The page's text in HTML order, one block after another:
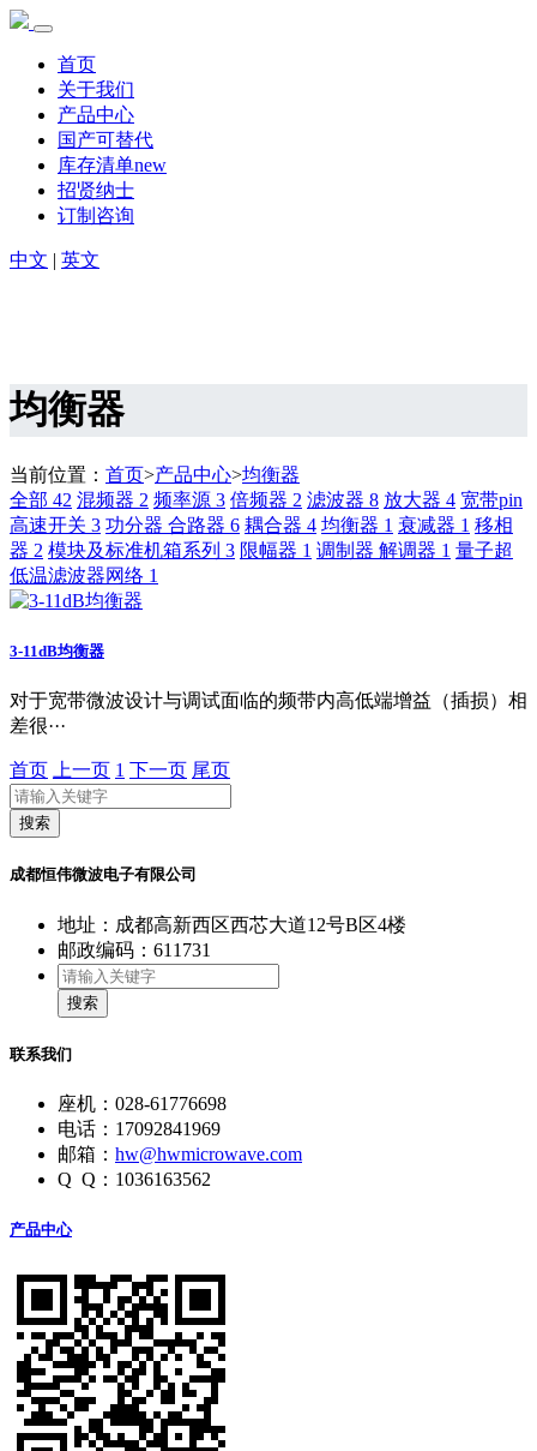
首页
关于我们
产品中心
国产可替代
库存清单new
招贤纳士
订制咨询
中文 | 英文
均衡器
当前位置： 首页>产品中心>均衡器
全部 42 混频器 2 频率源 3 倍频器 2 滤波器 8 放大器 4 宽带pin
高速开关 3 功分器 合路器 6 耦合器 4 均衡器 1 衰减器 1 移相
器 2 模块及标准机箱系列 3 限幅器 1 调制器 解调器 1 量子超
低温滤波器网络 1
3-11dB均衡器
对于宽带微波设计与调试面临的频带内高低端增益（插损）相
差很···
首页 上一页 1 下一页 尾页
搜索
成都恒伟微波电子有限公司
地址：成都高新西区西芯大道12号B区4楼
邮政编码：611731
搜索
联系我们
座机：028-61776698
电话：17092841969
邮箱： hw@hwmicrowave.com
Q Q：1036163562
产品中心